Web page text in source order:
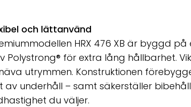
och lättanvänd
HRX 476 XB är byggd
Polystrong® för extra lång hållbarhet.
utrymmen. Konstruktionen
av underhåll – samt säkerställer
du väljer.